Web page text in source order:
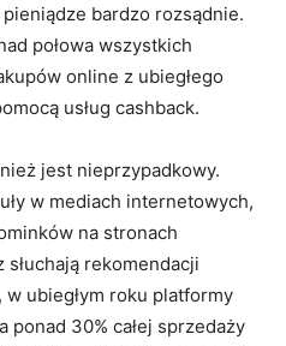
bardzo rozsądnie.
połowa wszystkich
online z ubiegłego
usług cashback.
jest nieprzypadkowy.
w mediach internetowych,
na stronach
rekomendacji
ubiegłym roku platformy
ponad 30% całej sprzedaży